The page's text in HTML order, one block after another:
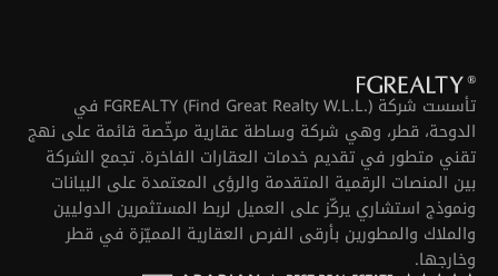
تأسست شركة FGREALTY (Find Great Realty W.L.L.) في
الدوحة، قطر، وهي شركة وساطة عقارية مرخّصة قائمة على نهج
تقني متطور في تقديم خدمات العقارات الفاخرة. تجمع الشركة
بين المنصات الرقمية المتقدمة والرؤى المعتمدة على البيانات
ونموذج استشاري يركّز على العميل لربط المستثمرين الدوليين
والملاك والمطورين بأرقى الفرص العقارية المميّزة في قطر
وخارجها.